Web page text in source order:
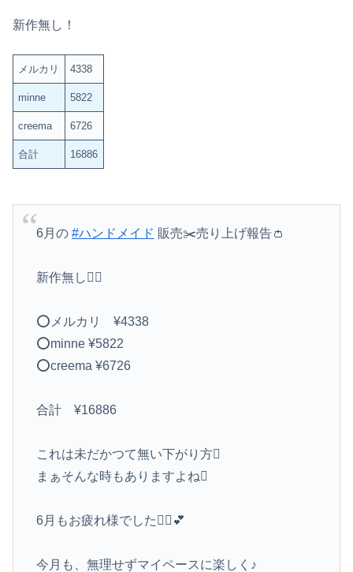
新作無し！
メルカリ 4338
minne 5822
creema 6726
合計 16886
6月の #ハンドメイド 販売✂️売り上げ報告👛
新作無し🙆‍♀️
⭕️メルカリ ¥4338
⭕️minne ¥5822
⭕️creema ¥6726
合計 ¥16886
これは未だかつて無い下がり方
まぁそんな時もありますよね
6月もお疲れ様でした🙇‍♀️💕
今月も、無理せずマイペースに楽しく♪